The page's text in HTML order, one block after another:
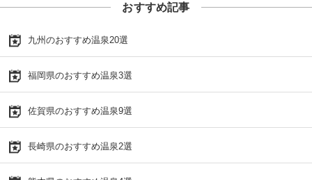
おすすめ記事
九州のおすすめ温泉20選
福岡県のおすすめ温泉3選
佐賀県のおすすめ温泉9選
長崎県のおすすめ温泉2選